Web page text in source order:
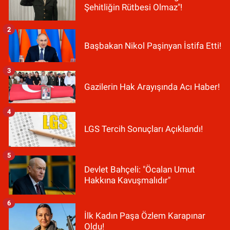
Şehitliğin Rütbesi Olmaz"!
Başbakan Nikol Paşinyan İstifa Etti!
2
Gazilerin Hak Arayışında Acı Haber!
3
LGS Tercih Sonuçları Açıklandı!
4
Devlet Bahçeli: "Öcalan Umut
Hakkına Kavuşmalıdır"
5
İlk Kadın Paşa Özlem Karapınar
Oldu!
6